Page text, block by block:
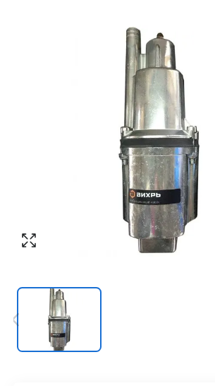
данных в соответствии с
конфиденциальности
ПЕРЕЗВОНИТЕ МНЕ
Согласен с обработкой
данных в соответствии с
конфиденциальности
КУПИТЬ